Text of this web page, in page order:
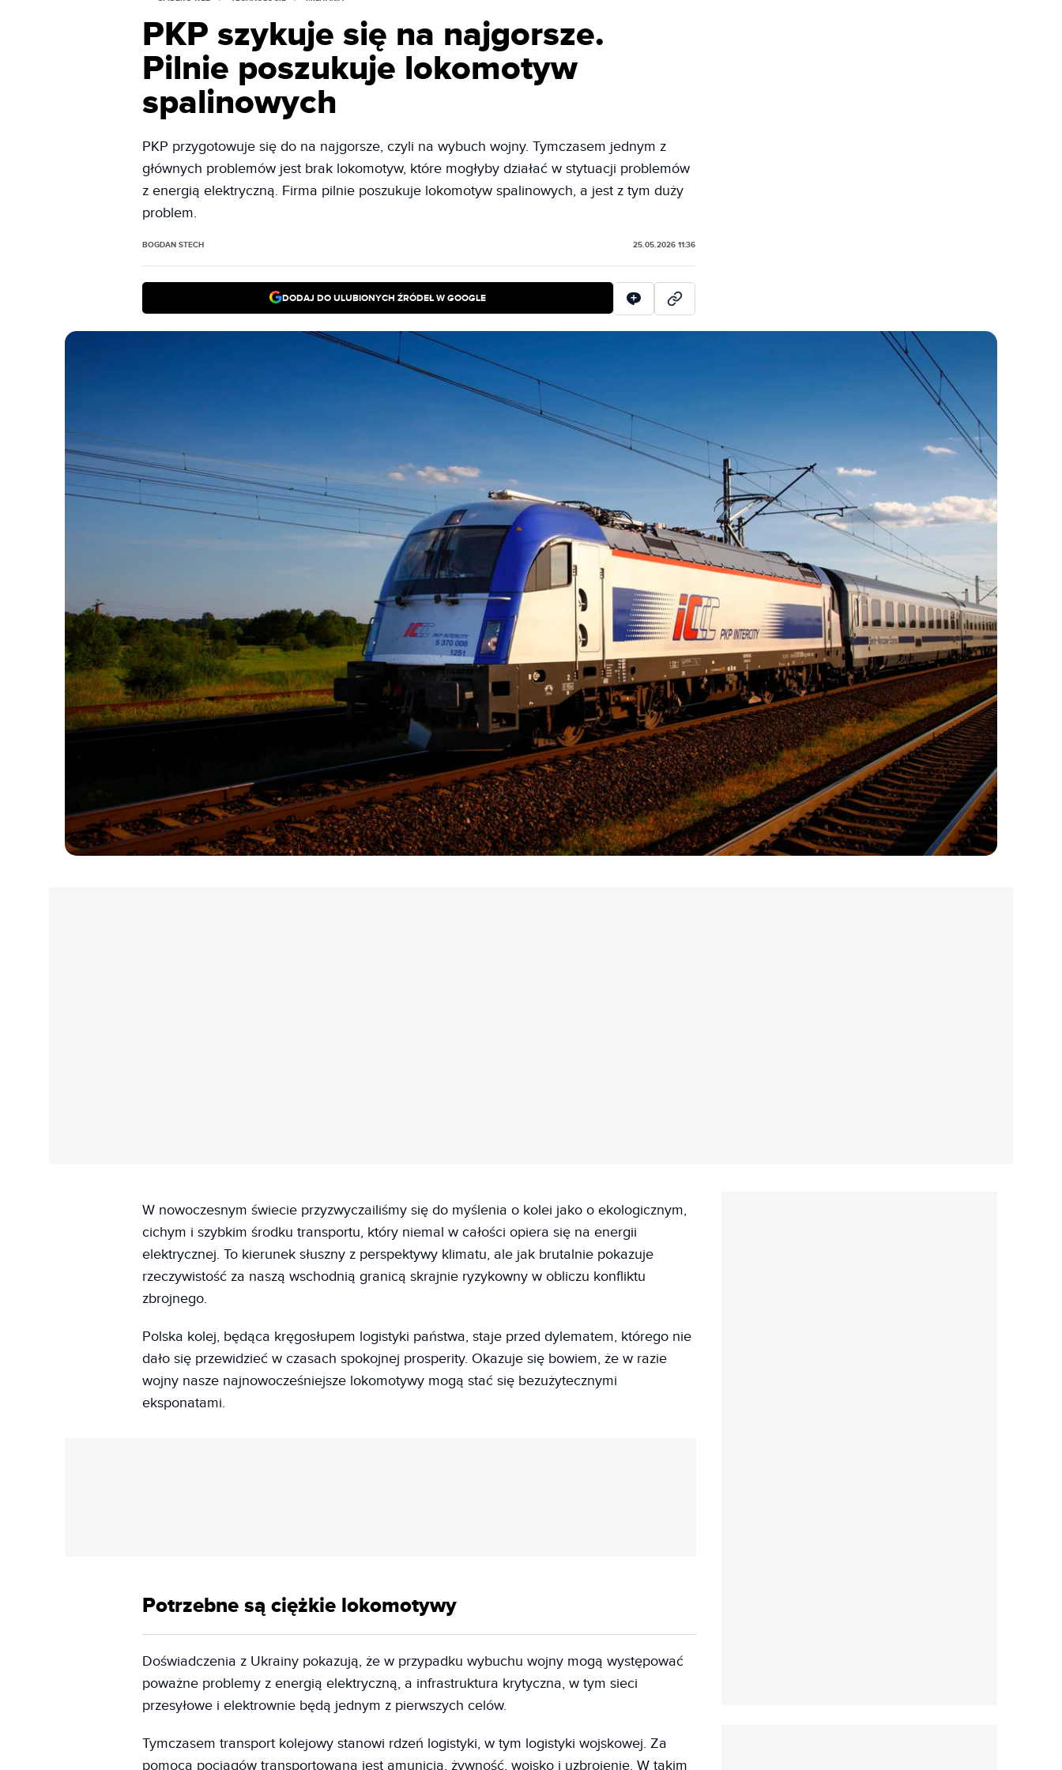
PKP szykuje się na najgorsze.
Pilnie poszukuje lokomotyw
spalinowych
PKP przygotowuje się do na najgorsze, czyli na wybuch wojny. Tymczasem jednym z
głównych problemów jest brak lokomotyw, które mogłyby działać w stytuacji problemów
z energią elektryczną. Firma pilnie poszukuje lokomotyw spalinowych, a jest z tym duży
problem.
BOGDAN STECH 25.05.2026 11:36
DODAJ DO ULUBIONYCH ŹRÓDEŁ W GOOGLE
W nowoczesnym świecie przyzwyczailiśmy się do myślenia o kolei jako o ekologicznym,
cichym i szybkim środku transportu, który niemal w całości opiera się na energii
elektrycznej. To kierunek słuszny z perspektywy klimatu, ale jak brutalnie pokazuje
rzeczywistość za naszą wschodnią granicą skrajnie ryzykowny w obliczu konfliktu
zbrojnego.
Polska kolej, będąca kręgosłupem logistyki państwa, staje przed dylematem, którego nie
dało się przewidzieć w czasach spokojnej prosperity. Okazuje się bowiem, że w razie
wojny nasze najnowocześniejsze lokomotywy mogą stać się bezużytecznymi
eksponatami.
Potrzebne są ciężkie lokomotywy
Doświadczenia z Ukrainy pokazują, że w przypadku wybuchu wojny mogą występować
poważne problemy z energią elektryczną, a infrastruktura krytyczna, w tym sieci
przesyłowe i elektrownie będą jednym z pierwszych celów.
Tymczasem transport kolejowy stanowi rdzeń logistyki, w tym logistyki wojskowej. Za
pomocą pociągów transportowana jest amunicja, żywność, wojsko i uzbrojenie. W takim